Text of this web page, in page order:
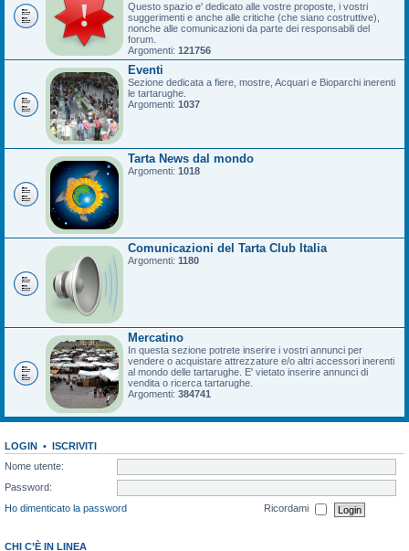
Questo spazio e' dedicato alle vostre proposte, i vostri
suggerimenti e anche alle critiche (che siano costruttive),
nonche alle comunicazioni da parte dei responsabili del
forum.
Argomenti: 121756
Eventi
Sezione dedicata a fiere, mostre, Acquari e Bioparchi inerenti
le tartarughe.
Argomenti: 1037
Tarta News dal mondo
Argomenti: 1018
Comunicazioni del Tarta Club Italia
Argomenti: 1180
Mercatino
In questa sezione potrete inserire i vostri annunci per
vendere o acquistare attrezzature e/o altri accessori inerenti
al mondo delle tartarughe. E' vietato inserire annunci di
vendita o ricerca tartarughe.
Argomenti: 384741
LOGIN • ISCRIVITI
Nome utente:
Password:
Ho dimenticato la password
Ricordami
CHI C’È IN LINEA